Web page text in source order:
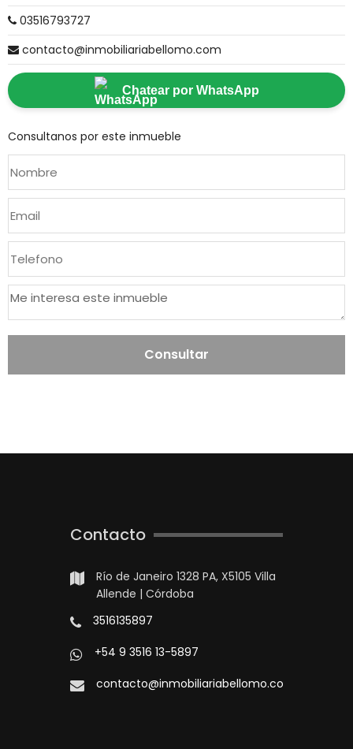
03516793727
contacto@inmobiliariabellomo.com
Chatear por WhatsApp
Consultanos por este inmueble
Consultar
Contacto
Río de Janeiro 1328 PA, X5105 Villa
Allende | Córdoba
3516135897
+54 9 3516 13-5897
contacto@inmobiliariabellomo.com